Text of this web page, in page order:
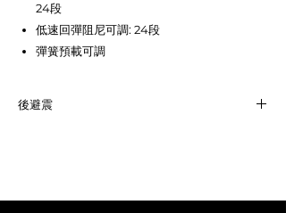
24段
低速回彈阻尼可調: 24段
彈簧預載可調
後避震